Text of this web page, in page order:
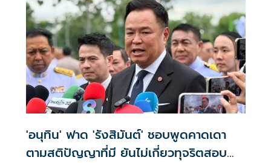
'อนุทิน' ฟาด 'รังสิมันต์' ชอบพูดคาดเดา
ตามสติปัญญาที่มี ยันไม่เกี่ยวทุจริตสอบ